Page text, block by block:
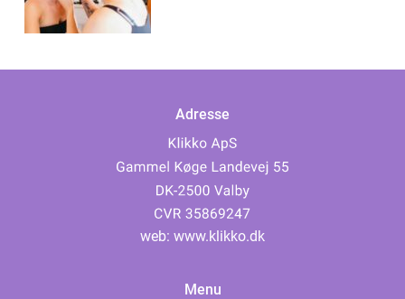
Adresse
web: www.klikko.dk
Menu